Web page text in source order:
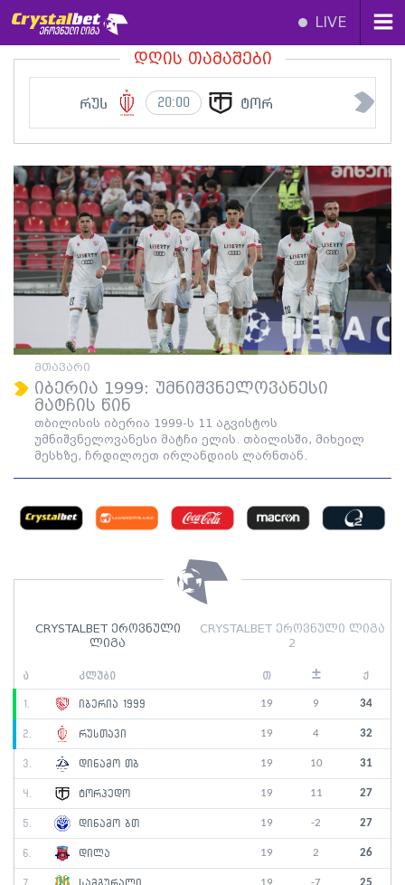
LIVE
დღის თამაშები
რუს 20:00 ტორ
მთავარი
იბერია 1999: უმნიშვნელოვანესი
მატჩის წინ
თბილისის იბერია 1999-ს 11 აგვისტოს
უმნიშვნელოვანესი მატჩი ელის. თბილისში, მიხეილ
მესხზე, ჩრდილოეთ ირლანდიის ლარნთან.
CRYSTALBET ეროვნული
ლიგა
CRYSTALBET ეროვნული ლიგა
2
ა კლუბი თ ± ქ
1. იბერია 1999 19 9 34
2. რუსთავი 19 4 32
3. დინამო თბ 19 10 31
4. ტორპედო 19 11 27
5. დინამო ბთ 19 -2 27
6. დილა 19 2 26
19 -7 25